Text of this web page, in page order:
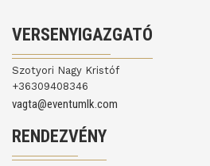
VERSENYIGAZGATÓ
Szotyori Nagy Kristóf
+36309408346
vagta@eventumlk.com
RENDEZVÉNY